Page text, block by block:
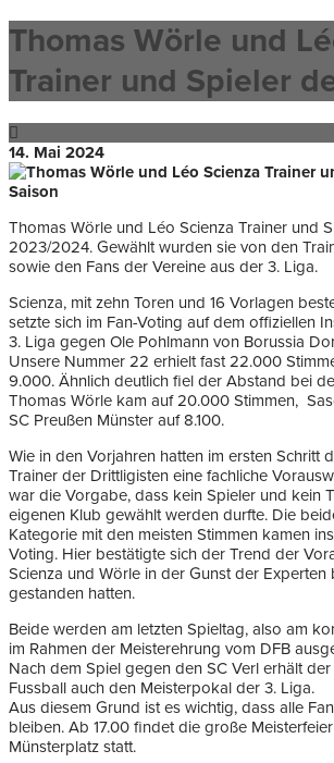
Thomas Wörle und
Trainer und Spieler
14. Mai 2024
Thomas Wörle und Léo Scienza Trainer und
2023/2024. Gewählt wurden sie von den
sowie den Fans der Vereine aus der 3. Liga.
Scienza, mit zehn Toren und 16 Vorlagen
setzte sich im Fan-Voting auf dem offiziellen
3. Liga gegen Ole Pohlmann von Borussia
Unsere Nummer 22 erhielt fast 22.000
9.000. Ähnlich deutlich fiel der Abstand bei
Thomas Wörle kam auf 20.000 Stimmen,
SC Preußen Münster auf 8.100.
Wie in den Vorjahren hatten im ersten Schritt
Trainer der Drittligisten eine fachliche
war die Vorgabe, dass kein Spieler und kein
eigenen Klub gewählt werden durfte. Die
Kategorie mit den meisten Stimmen kamen
Voting. Hier bestätigte sich der Trend der
Scienza und Wörle in der Gunst der Experten
gestanden hatten.
Beide werden am letzten Spieltag, also am
im Rahmen der Meisterehrung vom DFB
Nach dem Spiel gegen den SC Verl erhält der
Fussball auch den Meisterpokal der 3. Liga.
Aus diesem Grund ist es wichtig, dass alle
bleiben. Ab 17.00 findet die große
Münsterplatz statt.